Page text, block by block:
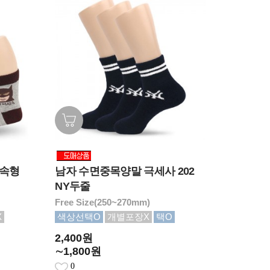
형
남자 수면중목양말 극세사 202
NY두줄
Free Size(250~270mm)
색상선택O
개별포장X 택O
2,400원
∼1,800원
0